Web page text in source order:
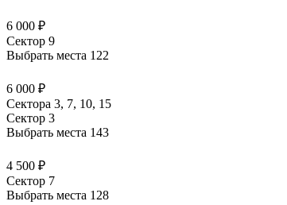
6 000 ₽
Сектор 9
Выбрать места 122
6 000 ₽
Сектора 3, 7, 10, 15
Сектор 3
Выбрать места 143
4 500 ₽
Сектор 7
Выбрать места 128